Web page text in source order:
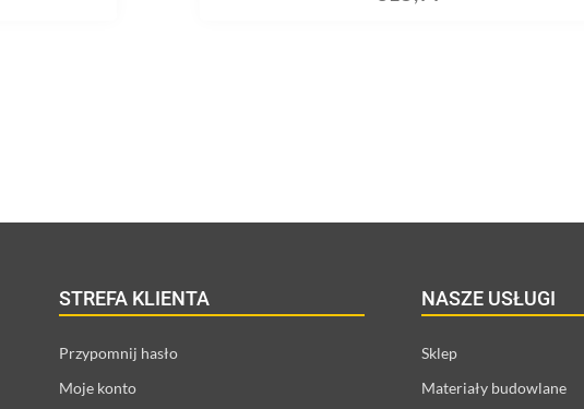
STREFA KLIENTA
Przypomnij hasło
Moje konto
NASZE USŁUGI
Sklep
Materiały budowlane